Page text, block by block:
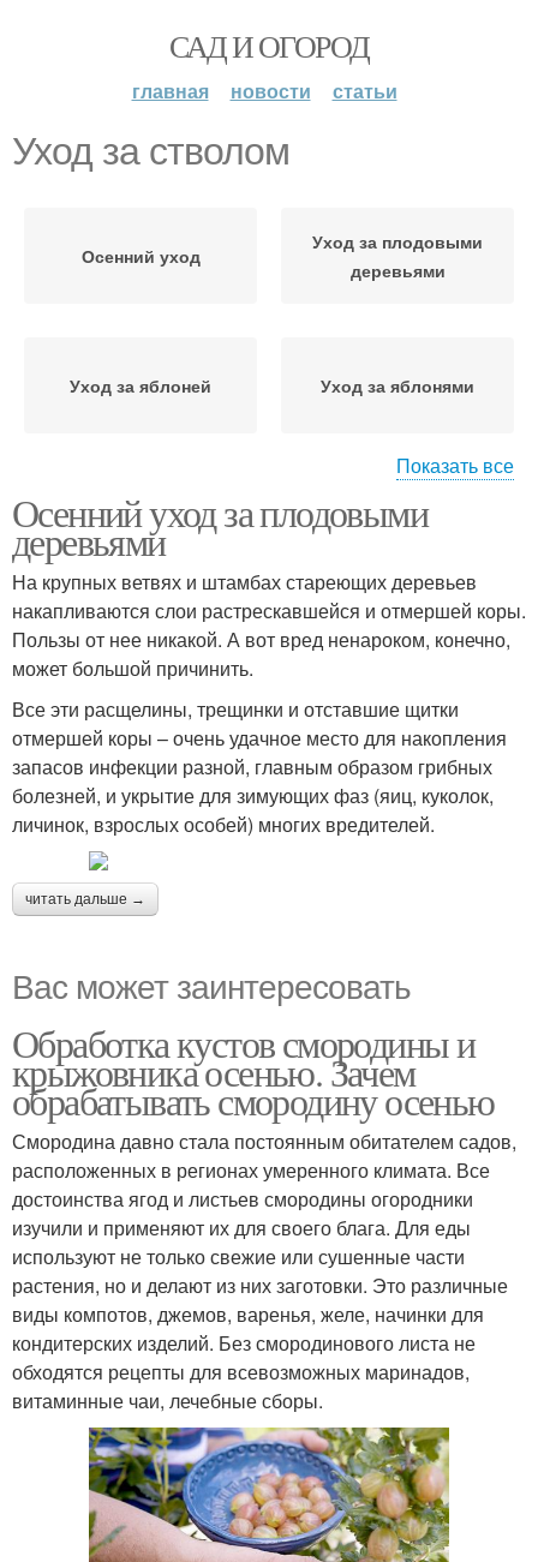
САД И ОГОРОД
главная новости статьи
Уход за стволом
Осенний уход
Уход за плодовыми
деревьями
Уход за яблоней Уход за яблонями
Уход за садом
Показать все
Осенний уход за плодовыми
деревьями
На крупных ветвях и штамбах стареющих деревьев
накапливаются слои растрескавшейся и отмершей коры.
Пользы от нее никакой. А вот вред ненароком, конечно,
может большой причинить.
Все эти расщелины, трещинки и отставшие щитки
отмершей коры – очень удачное место для накопления
запасов инфекции разной, главным образом грибных
болезней, и укрытие для зимующих фаз (яиц, куколок,
личинок, взрослых особей) многих вредителей.
читать дальше →
Вас может заинтересовать
Обработка кустов смородины и
крыжовника осенью. Зачем
обрабатывать смородину осенью
Смородина давно стала постоянным обитателем садов,
расположенных в регионах умеренного климата. Все
достоинства ягод и листьев смородины огородники
изучили и применяют их для своего блага. Для еды
используют не только свежие или сушенные части
растения, но и делают из них заготовки. Это различные
виды компотов, джемов, варенья, желе, начинки для
кондитерских изделий. Без смородинового листа не
обходятся рецепты для всевозможных маринадов,
витаминные чаи, лечебные сборы.